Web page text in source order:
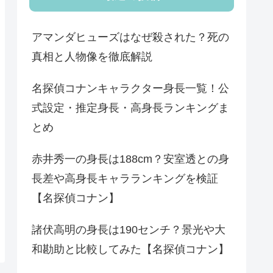
アマンダヒューズはなぜ殺された？死の
真相と人物像を徹底解説
名探偵コナンキャラクター身長一覧！公
式設定・推定身長・高身長ランキングま
とめ
赤井秀一の身長は188cm？安室透との身
長差や高身長キャラランキングを検証
【名探偵コナン】
諸伏高明の身長は190センチ？景光や大
和勘助と比較してみた【名探偵コナン】